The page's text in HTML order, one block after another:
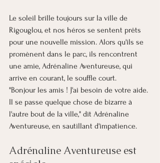
Le soleil brille toujours sur la ville de
Rigouglou, et nos héros se sentent prêts
pour une nouvelle mission. Alors qu'ils se
promènent dans le parc, ils rencontrent
une amie, Adrénaline Aventureuse, qui
arrive en courant, le souffle court.
"Bonjour les amis ! J'ai besoin de votre aide.
Il se passe quelque chose de bizarre à
l'autre bout de la ville," dit Adrénaline
Aventureuse, en sautillant d'impatience.
Adrénaline Aventureuse est